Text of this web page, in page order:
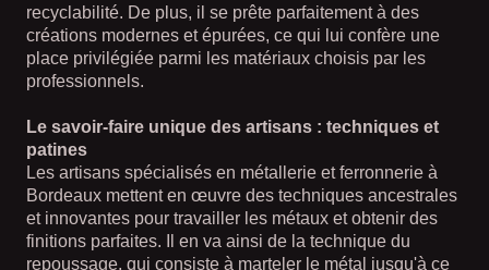
recyclabilité. De plus, il se prête parfaitement à des
créations modernes et épurées, ce qui lui confère une
place privilégiée parmi les matériaux choisis par les
professionnels.
Le savoir-faire unique des artisans : techniques et
patines
Les artisans spécialisés en métallerie et ferronnerie à
Bordeaux mettent en œuvre des techniques ancestrales
et innovantes pour travailler les métaux et obtenir des
finitions parfaites. Il en va ainsi de la technique du
repoussage, qui consiste à marteler le métal jusqu'à ce